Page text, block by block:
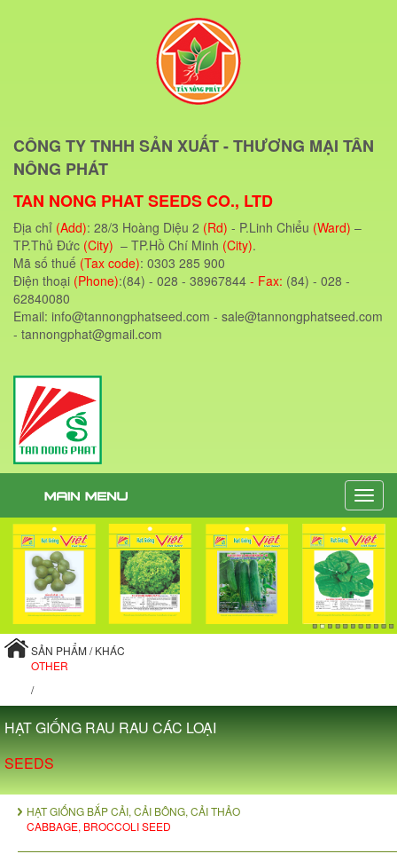
CÔNG TY TNHH SẢN XUẤT - THƯƠNG MẠI TÂN
NÔNG PHÁT
TAN NONG PHAT SEEDS CO., LTD
Địa chỉ (Add): 28/3 Hoàng Diệu 2 (Rd) - P.Linh Chiểu (Ward) –
TP.Thủ Đức (City) – TP.Hồ Chí Minh (City).
Mã số thuế (Tax code): 0303 285 900
Điện thoại (Phone):(84) - 028 - 38967844 - Fax: (84) - 028 -
62840080
Email: info@tannongphatseed.com - sale@tannongphatseed.com
- tannongphat@gmail.com
Toggle
SẢN PHẨM / KHÁC
OTHER
/
HẠT GIỐNG RAU RAU CÁC LOẠI
SEEDS
HẠT GIỐNG BẮP CẢI, CẢI BÔNG, CẢI THẢO
CABBAGE, BROCCOLI SEED